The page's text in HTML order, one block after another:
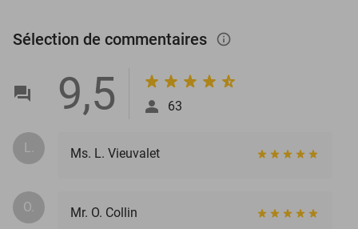
Sélection de commentaires info_outlined
9,5 63
L. Ms. L. Vieuvalet
O. Mr. O. Collin